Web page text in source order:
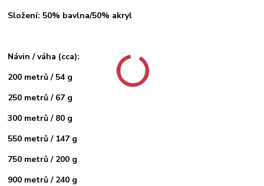
Složení: 50% bavlna/50% akryl
Návin / váha (cca):
200 metrů / 54 g
250 metrů / 67 g
300 metrů / 80 g
550 metrů / 147 g
750 metrů / 200 g
900 metrů / 240 g